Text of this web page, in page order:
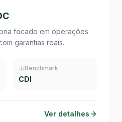
focado em operações
garantias reais.
Benchmark
CDI
Ver detalhes